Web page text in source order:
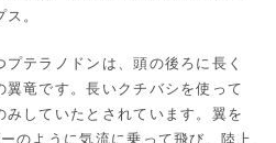
。
プテラノドンは、頭の後ろに長く
竜です。長いクチバシを使って
していたとされています。翼を
のように気流に乗って飛び、陸上